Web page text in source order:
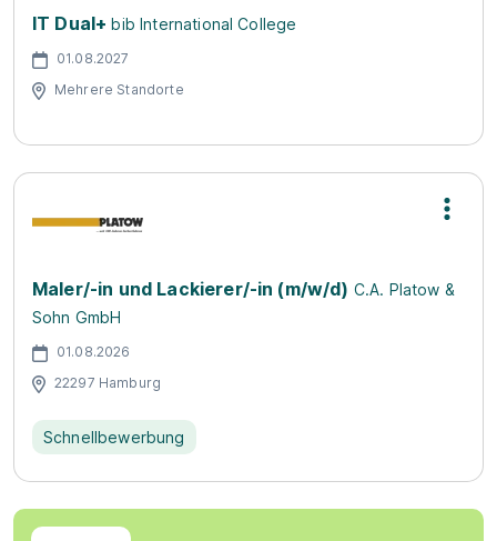
IT Dual+ bib International College
01.08.2027
Mehrere Standorte
Maler/-in und Lackierer/-in (m/w/d) C.A. Platow &
Sohn GmbH
01.08.2026
22297 Hamburg
Schnellbewerbung